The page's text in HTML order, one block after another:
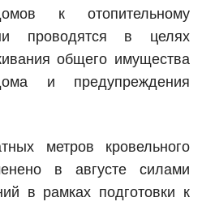
к отопительному
проводятся в целях
общего имущества
и предупреждения
метров кровельного
в августе силами
в рамках подготовки к